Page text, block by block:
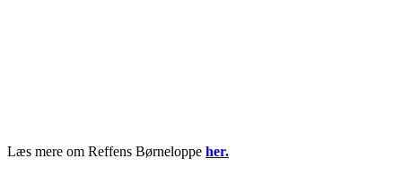
Læs mere om Reffens Børneloppe her.